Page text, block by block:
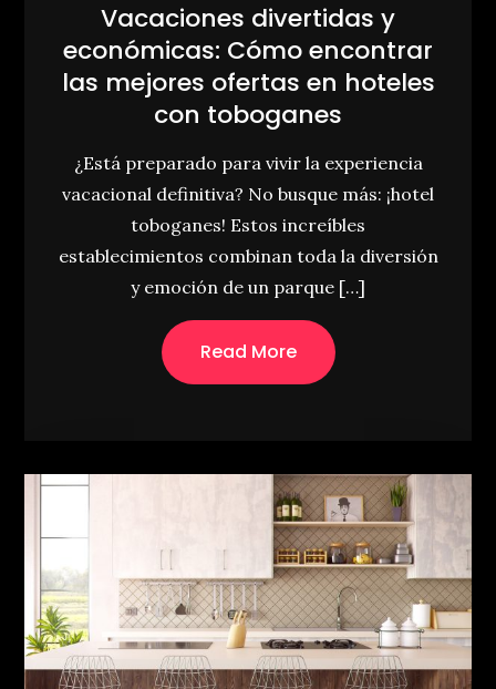
Vacaciones divertidas y
económicas: Cómo encontrar
las mejores ofertas en hoteles
con toboganes
¿Está preparado para vivir la experiencia
vacacional definitiva? No busque más: ¡hotel
toboganes! Estos increíbles
establecimientos combinan toda la diversión
y emoción de un parque […]
Read More